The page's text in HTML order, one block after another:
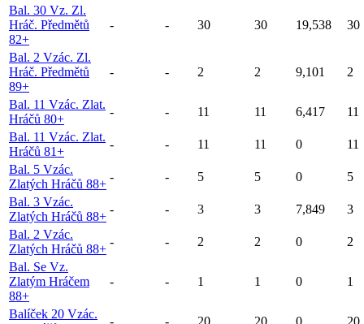
Bal. 30 Vz. Zl.
Hráč. Předmětů
82+
- - 30 30 19,538 30
Bal. 2 Vzác. Zl.
Hráč. Předmětů
89+
- - 2 2 9,101 2
Bal. 11 Vzác. Zlat.
Hráčů 80+
- - 11 11 6,417
11
Bal. 11 Vzác. Zlat.
Hráčů 81+
- - 11 11 0
11
Bal. 5 Vzác.
Zlatých Hráčů 88+
- - 5 5 0
5
Bal. 3 Vzác.
Zlatých Hráčů 88+
- - 3 3 7,849
3
Bal. 2 Vzác.
Zlatých Hráčů 88+
- - 2 2 0
2
Bal. Se Vz.
Zlatým Hráčem
88+
- - 1 1 0 1
Balíček 20 Vzác.
- - 20 20 0 20